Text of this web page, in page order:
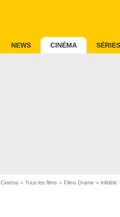
NEWS CINÉMA SÉRIES
Cinéma Tous les films Films Drame Infidèle